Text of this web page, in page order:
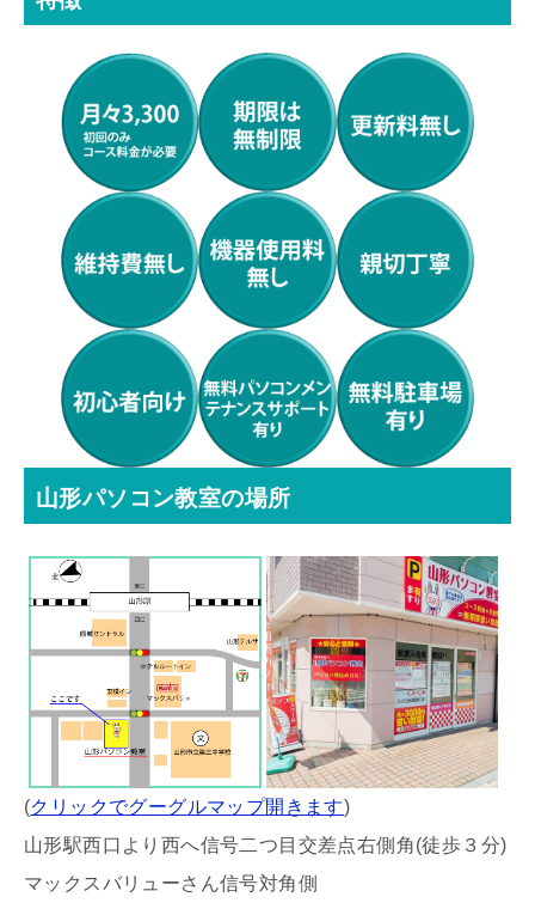
山形パソコン教室の場所
(クリックでグーグルマップ開きます)
山形駅西口より西へ信号二つ目交差点右側角(徒歩３分)
マックスバリューさん信号対角側